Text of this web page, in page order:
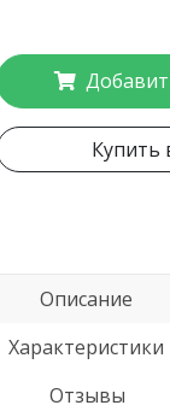
Купить
Описание
Характеристики
Отзывы